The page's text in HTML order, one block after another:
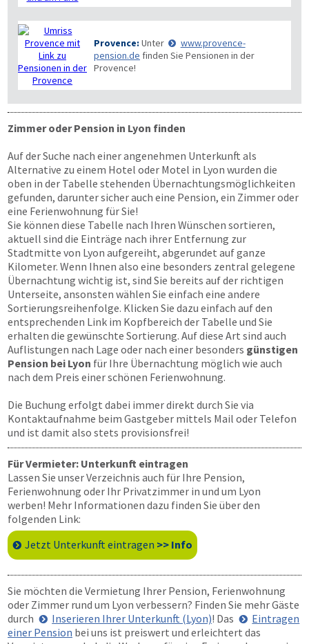
Provence: Unter
www.provence-
pension.de finden Sie Pensionen in der
Provence!
Zimmer oder Pension in Lyon finden
Auf der Suche nach einer angenehmen Unterkunft als
Alternative zu einem Hotel oder Motel in Lyon wurden die
oben in der Tabelle stehenden Übernachtungsmöglichkeiten
gefunden, darunter sicher auch eine Pension, ein Zimmer oder
eine Ferienwohnung für Sie!
Sie können diese Tabelle nach Ihren Wünschen sortieren,
aktuell sind die Einträge nach ihrer Entfernung zur
Stadtmitte von Lyon aufgereiht, abgerundet auf ganze
Kilometer. Wenn Ihnen also eine besonders zentral gelegene
Übernachtung wichtig ist, sind Sie bereits auf der richtigen
Unterseite, ansonsten wählen Sie einfach eine andere
Sortierungsreihenfolge. Klicken Sie dazu einfach auf den
entsprechenden Link im Kopfbereich der Tabelle und Sie
erhalten die gewünschte Sortierung. Auf diese Art sind auch
Auflistungen nach Lage oder nach einer besonders günstigen
Pension bei Lyon für Ihre Übernachtung möglich wie auch
nach dem Preis einer schönen Ferienwohnung.
Die Buchung erfolgt dabei immer direkt durch Sie via
Kontaktaufnahme beim Gastgeber mittels Mail oder Telefon
und ist damit also stets provisionsfrei!
Für Vermieter: Unterkunft eintragen
Lassen Sie unser Verzeichnis auch für Ihre Pension,
Ferienwohnung oder Ihr Privatzimmer in und um Lyon
werben! Mehr Informationen dazu finden Sie über den
folgenden Link:
Jetzt Unterkunft eintragen >> Info
Sie möchten die Vermietung Ihrer Pension, Ferienwohnung
oder Zimmer rund um Lyon verbessern? Finden Sie mehr Gäste
durch
Inserieren Ihrer Unterkunft (Lyon)! Das
Eintragen
einer Pension bei uns ist preiswert und erleichtert das